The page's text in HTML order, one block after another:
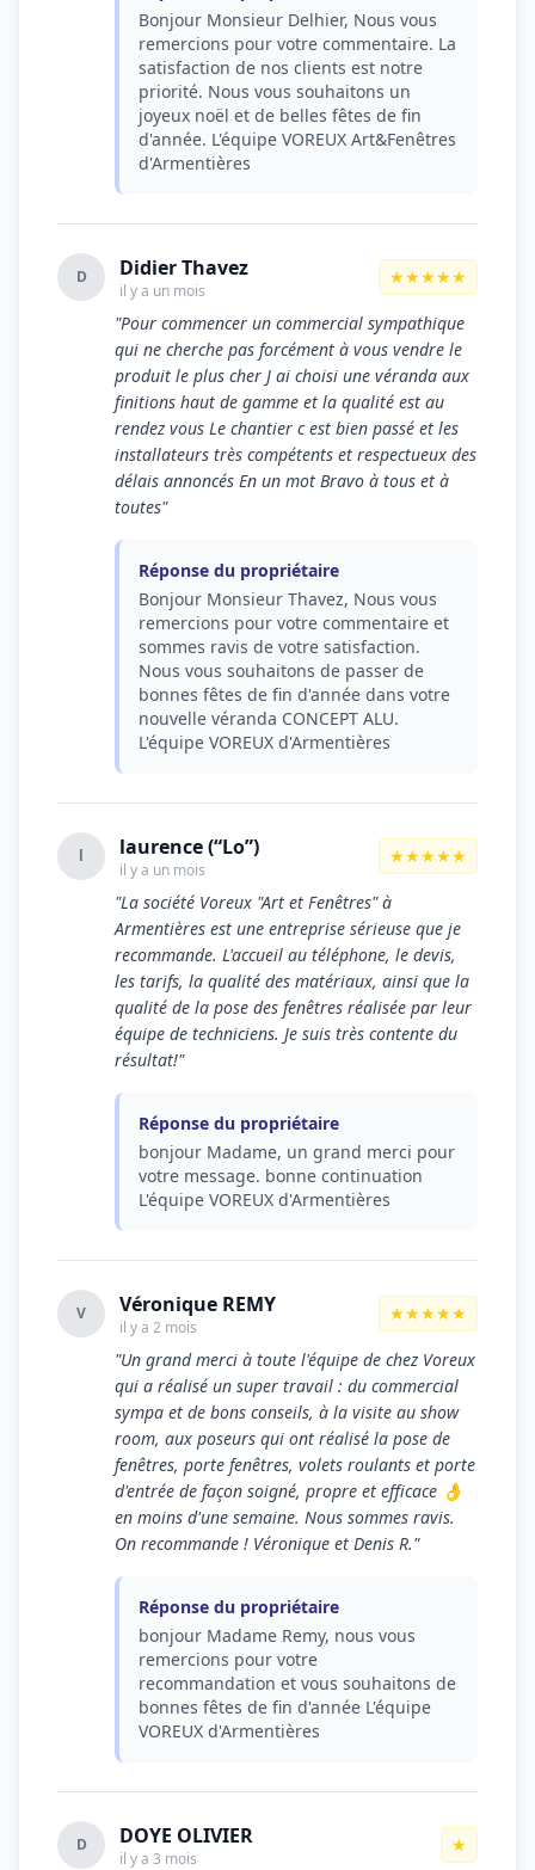
Bonjour Monsieur Delhier, Nous vous
remercions pour votre commentaire. La
satisfaction de nos clients est notre
priorité. Nous vous souhaitons un
joyeux noël et de belles fêtes de fin
d'année. L'équipe VOREUX Art&Fenêtres
d'Armentières
D Didier Thavez
il y a un mois
★★★★★
"Pour commencer un commercial sympathique
qui ne cherche pas forcément à vous vendre le
produit le plus cher J ai choisi une véranda aux
finitions haut de gamme et la qualité est au
rendez vous Le chantier c est bien passé et les
installateurs très compétents et respectueux des
délais annoncés En un mot Bravo à tous et à
toutes"
Réponse du propriétaire
Bonjour Monsieur Thavez, Nous vous
remercions pour votre commentaire et
sommes ravis de votre satisfaction.
Nous vous souhaitons de passer de
bonnes fêtes de fin d'année dans votre
nouvelle véranda CONCEPT ALU.
L'équipe VOREUX d'Armentières
l laurence (“Lo”)
il y a un mois
★★★★★
"La société Voreux "Art et Fenêtres" à
Armentières est une entreprise sérieuse que je
recommande. L'accueil au téléphone, le devis,
les tarifs, la qualité des matériaux, ainsi que la
qualité de la pose des fenêtres réalisée par leur
équipe de techniciens. Je suis très contente du
résultat!"
Réponse du propriétaire
bonjour Madame, un grand merci pour
votre message. bonne continuation
L'équipe VOREUX d'Armentières
V Véronique REMY
il y a 2 mois
★★★★★
"Un grand merci à toute l'équipe de chez Voreux
qui a réalisé un super travail : du commercial
sympa et de bons conseils, à la visite au show
room, aux poseurs qui ont réalisé la pose de
fenêtres, porte fenêtres, volets roulants et porte
d'entrée de façon soigné, propre et efficace 👌
en moins d'une semaine. Nous sommes ravis.
On recommande ! Véronique et Denis R."
Réponse du propriétaire
bonjour Madame Remy, nous vous
remercions pour votre
recommandation et vous souhaitons de
bonnes fêtes de fin d'année L'équipe
VOREUX d'Armentières
D DOYE OLIVIER
il y a 3 mois
★